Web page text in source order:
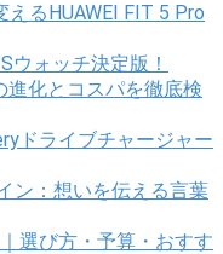
るHUAWEI FIT 5 Pro
ウォッチ決定版！
進化とコスパを徹底検
ドライブチャージャー
ン：想いを伝える言葉
選び方・予算・おすす